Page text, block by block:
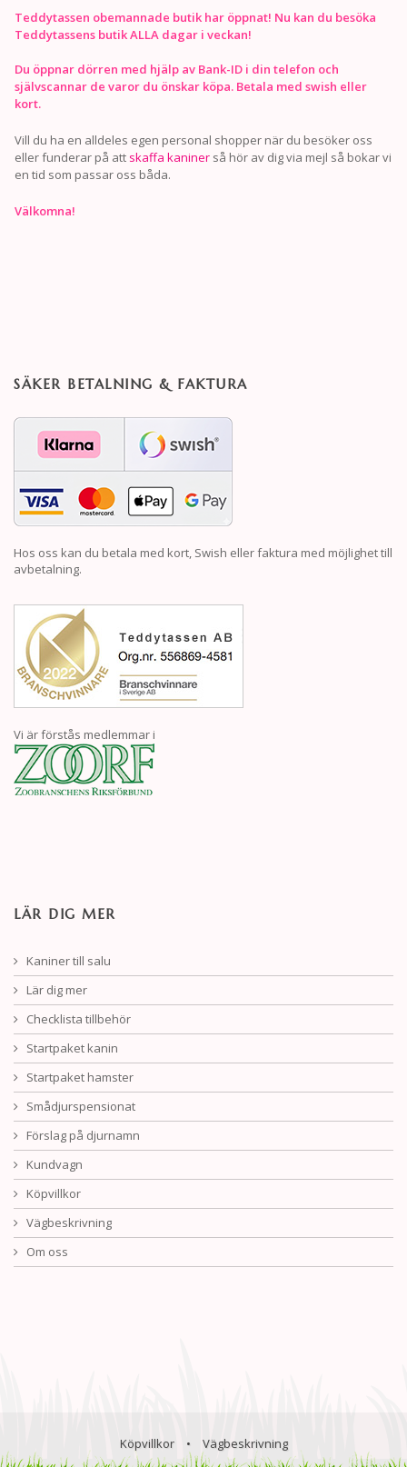
Teddytassen obemannade butik har öppnat! Nu kan du besöka
Teddytassens butik ALLA dagar i veckan!
Du öppnar dörren med hjälp av Bank-ID i din telefon och
självscannar de varor du önskar köpa. Betala med swish eller
kort.
Vill du ha en alldeles egen personal shopper när du besöker oss
eller funderar på att skaffa kaniner så hör av dig via mejl så bokar vi
en tid som passar oss båda.
Välkomna!
SÄKER BETALNING & FAKTURA
Hos oss kan du betala med kort, Swish eller faktura med möjlighet till
avbetalning.
Vi är förstås medlemmar i
LÄR DIG MER
Kaniner till salu
Lär dig mer
Checklista tillbehör
Startpaket kanin
Startpaket hamster
Smådjurspensionat
Förslag på djurnamn
Kundvagn
Köpvillkor
Vägbeskrivning
Om oss
Köpvillkor • Vägbeskrivning